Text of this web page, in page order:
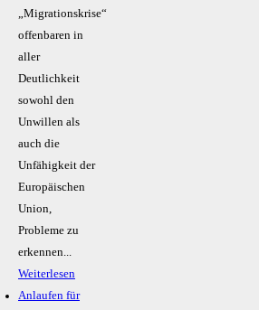
„Migrationskrise“
offenbaren in
aller
Deutlichkeit
sowohl den
Unwillen als
auch die
Unfähigkeit der
Europäischen
Union,
Probleme zu
erkennen...
Weiterlesen
Anlaufen für